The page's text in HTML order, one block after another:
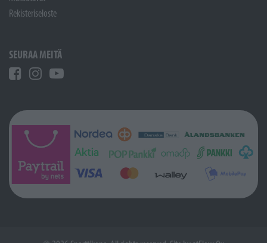
Rekisteriseloste
SEURAA MEITÄ